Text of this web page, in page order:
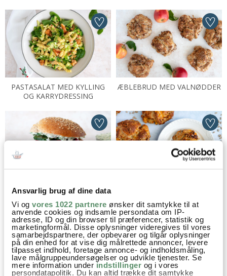
Ansvarlig brug af dine data
Vi og vores 1022 partnere ønsker dit samtykke til at
anvende cookies og indsamle persondata om IP-
adresse, ID og din browser til præferencer, statistik og
marketingformål. Disse oplysninger videregives til vores
samarbejdspartnere, der opbevarer og tilgår oplysninger
på din enhed for at vise dig målrettede annoncer, levere
tilpasset indhold, foretage annonce- og indholdsmåling,
lave målgruppeundersøgelser og udvikle tjenester. Se
mere information under indstillinger og i vores
persondatapolitik. Du kan altid trække dit samtykke
PASTASALAT MED KYLLING
OG KARRYDRESSING
ÆBLEBRUD MED VALNØDDER
FISKEFRIKADELLE SANDWICH